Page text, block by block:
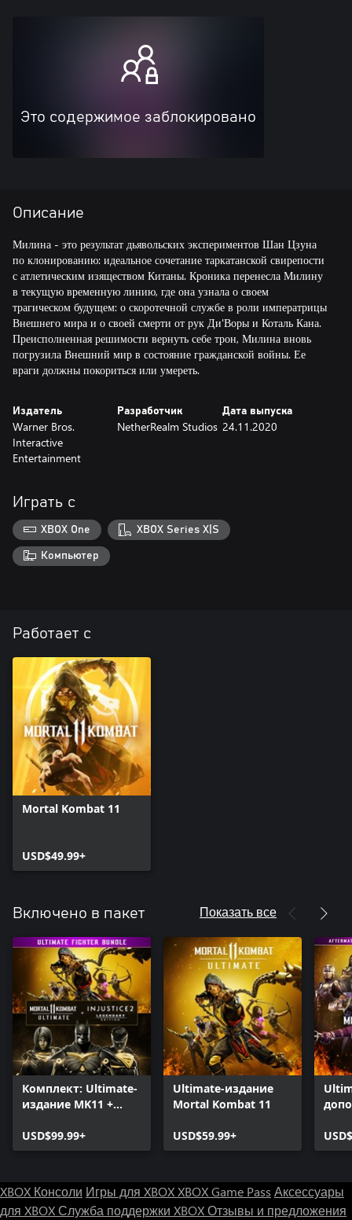
Это содержимое заблокировано
Описание
Милина - это результат дьявольских экспериментов Шан Цзуна
по клонированию: идеальное сочетание таркатанской свирепости
с атлетическим изяществом Китаны. Кроника перенесла Милину
в текущую временную линию, где она узнала о своем
трагическом будущем: о скоротечной службе в роли императрицы
Внешнего мира и о своей смерти от рук Ди'Воры и Коталь Кана.
Преисполненная решимости вернуть себе трон, Милина вновь
погрузила Внешний мир в состояние гражданской войны. Ее
враги должны покориться или умереть.
Издатель
Warner Bros.
Interactive
Entertainment
Разработчик
NetherRealm Studios
Дата выпуска
24.11.2020
Играть с
XBOX One XBOX Series X|S
Компьютер
Работает с
Mortal Kombat 11
USD$49.99+
Включено в пакет Показать все
Комплект: Ultimate-
издание MK11 +
Издание
USD$99.99+
Ultimate-издание
Mortal Kombat 11
USD$59.99+
XBOX Консоли Игры для XBOXXBOX Game Pass Аксессуары
для XBOXСлужба поддержки XBOXОтзывы и предложения